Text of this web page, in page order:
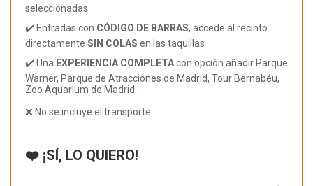
seleccionadas
✔️ Entradas con CÓDIGO DE BARRAS, accede al recinto
directamente SIN COLAS en las taquillas
✔️ Una EXPERIENCIA COMPLETAcon opción añadir Parque
Warner, Parque de Atracciones de Madrid, Tour Bernabéu,
Zoo Aquarium de Madrid...
❌ No se incluye el transporte
❤️ ¡SÍ, LO QUIERO!